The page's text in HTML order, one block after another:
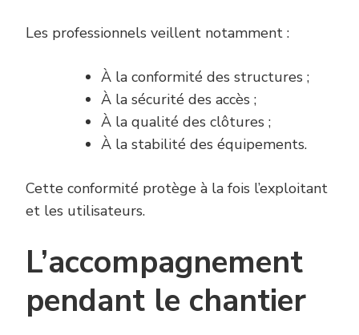
Les professionnels veillent notamment :
À la conformité des structures ;
À la sécurité des accès ;
À la qualité des clôtures ;
À la stabilité des équipements.
Cette conformité protège à la fois l’exploitant
et les utilisateurs.
L’accompagnement
pendant le chantier